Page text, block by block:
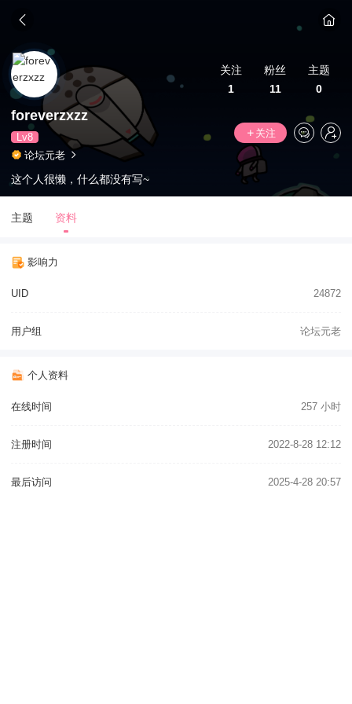
关注
1
粉丝
11
主题
0
foreverzxzz
Lv8
关注
论坛元老
这个人很懒，什么都没有写~
主题 资料
影响力
UID 24872
用户组 论坛元老
个人资料
在线时间 257 小时
注册时间 2022-8-28 12:12
最后访问 2025-4-28 20:57